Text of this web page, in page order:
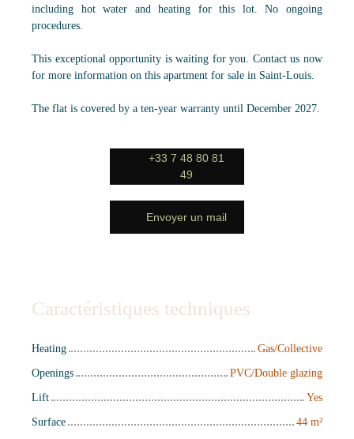
including hot water and heating for this lot. No ongoing
procedures.
This exceptional opportunity is waiting for you. Contact us now
for more information on this apartment for sale in Saint-Louis.
The flat is covered by a ten-year warranty until December 2027.
+33 7 48 80 81
49
Envoyer un mail
Caractéristiques techniques
Heating
Gas/Collective
Openings
PVC/Double glazing
Lift
Yes
Surface
44 m²